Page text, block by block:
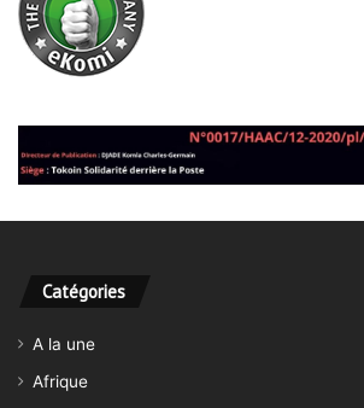
Catégories
A la une
Afrique